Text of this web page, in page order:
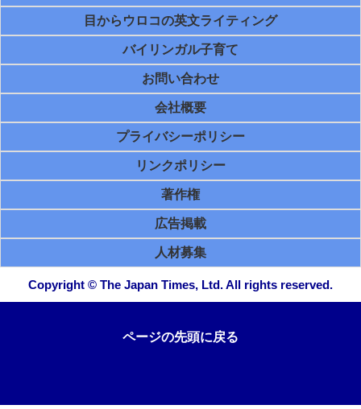
目からウロコの英文ライティング
バイリンガル子育て
お問い合わせ
会社概要
プライバシーポリシー
リンクポリシー
著作権
広告掲載
人材募集
Copyright © The Japan Times, Ltd. All rights reserved.
ページの先頭に戻る